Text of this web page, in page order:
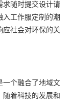
求随时提交设计请
工作服定制的潮
社会对环保的关
一个融合了地域文
着科技的发展和